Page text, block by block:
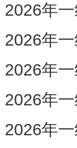
2026年
2026年
2026年
2026年
2026年